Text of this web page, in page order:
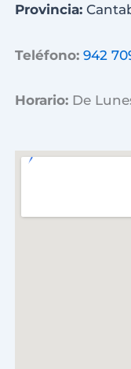
Provincia:
Teléfono: 942
Horario: De